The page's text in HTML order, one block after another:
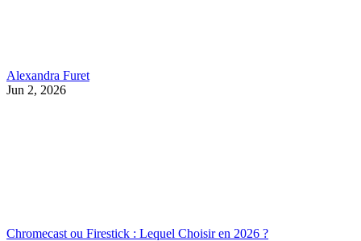
Alexandra Furet
Jun 2, 2026
Chromecast ou Firestick : Lequel Choisir en 2026 ?